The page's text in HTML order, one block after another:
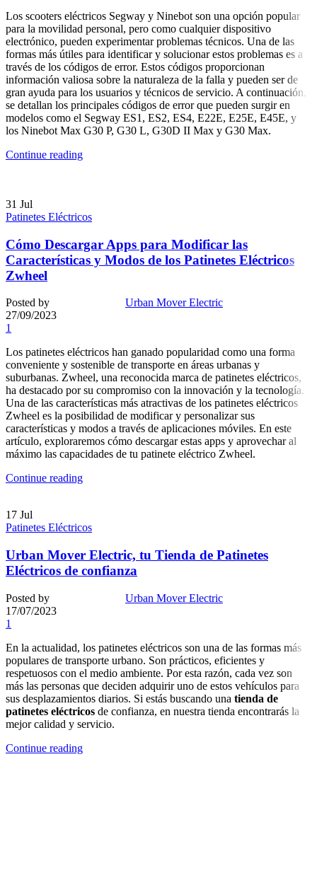
Los scooters eléctricos Segway y Ninebot son una opción popular
para la movilidad personal, pero como cualquier dispositivo
electrónico, pueden experimentar problemas técnicos. Una de las
formas más útiles para identificar y solucionar estos problemas es a
través de los códigos de error. Estos códigos proporcionan
información valiosa sobre la naturaleza de la falla y pueden ser de
gran ayuda para los usuarios y técnicos de servicio. A continuación,
se detallan los principales códigos de error que pueden surgir en
modelos como el Segway ES1, ES2, ES4, E22E, E25E, E45E, y
los Ninebot Max G30 P, G30 L, G30D II Max y G30 Max.
Continue reading
31 Jul
Patinetes Eléctricos
Cómo Descargar Apps para Modificar las
Características y Modos de los Patinetes Eléctricos
Zwheel
Posted by
Urban Mover Electric
27/09/2023
1
Los patinetes eléctricos han ganado popularidad como una forma
conveniente y sostenible de transporte en áreas urbanas y
suburbanas. Zwheel, una reconocida marca de patinetes eléctricos,
ha destacado por su compromiso con la innovación y la tecnología.
Una de las características más atractivas de los patinetes eléctricos
Zwheel es la posibilidad de modificar y personalizar sus
características y modos a través de aplicaciones móviles. En este
artículo, exploraremos cómo descargar estas apps y aprovechar al
máximo las capacidades de tu patinete eléctrico Zwheel.
Continue reading
17 Jul
Patinetes Eléctricos
Urban Mover Electric, tu Tienda de Patinetes
Eléctricos de confianza
Posted by
Urban Mover Electric
17/07/2023
1
En la actualidad, los patinetes eléctricos son una de las formas más
populares de transporte urbano. Son prácticos, eficientes y
respetuosos con el medio ambiente. Por esta razón, cada vez son
más las personas que deciden adquirir uno de estos vehículos para
sus desplazamientos diarios. Si estás buscando una tienda de
patinetes eléctricos de confianza, en nuestra tienda encontrarás la
mejor calidad y servicio.
Continue reading